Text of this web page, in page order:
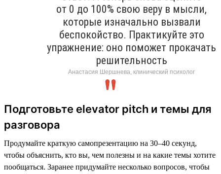
от 0 до 100% свою веру в мысли,
которые изначально вызвали
беспокойство. Практикуйте это
упражнение: оно поможет прокачать
решительность
Анастасия Шершнева, клинический психолог
Подготовьте elevator pitch и темы для
разговора
Продумайте краткую самопрезентацию на 30–40 секунд,
чтобы объяснить, кто вы, чем полезны и на какие темы хотите
пообщаться. Заранее придумайте несколько вопросов, чтобы